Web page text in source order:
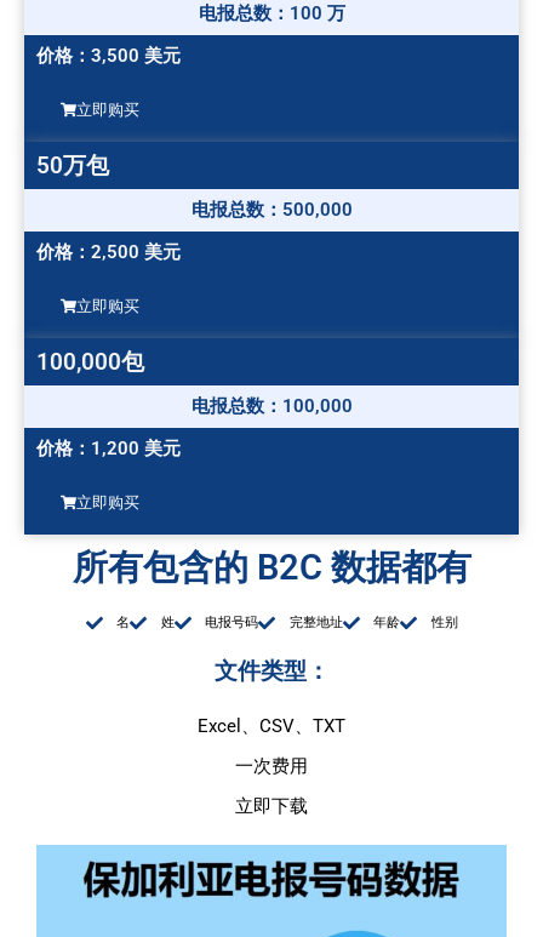
电报总数：100 万
价格：3,500 美元
立即购买
50万包
电报总数：500,000
价格：2,500 美元
立即购买
100,000包
电报总数：100,000
价格：1,200 美元
立即购买
所有包含的 B2C 数据都有
名 姓 电报号码 完整地址 年龄 性别
文件类型：
Excel、CSV、TXT
一次费用
立即下载